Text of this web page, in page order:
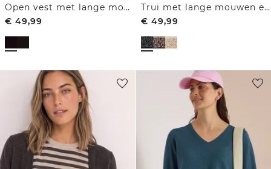
Open vest met lange mouwen
€ 49,99
Trui met lange mouwen en luipaardjacquardpatroon
€ 49,99